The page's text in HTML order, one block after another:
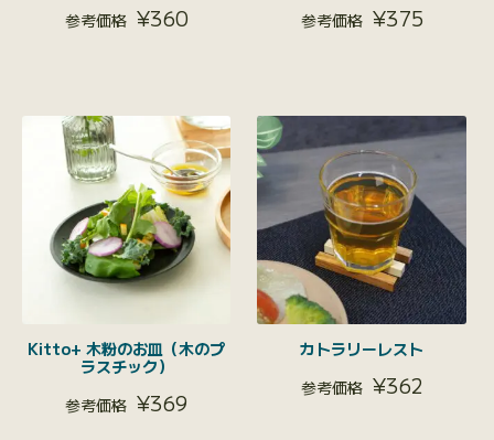
¥360 ¥375
Kitto+ 木粉のお皿（木のプ
ラスチック）
¥369
カトラリーレスト
¥362